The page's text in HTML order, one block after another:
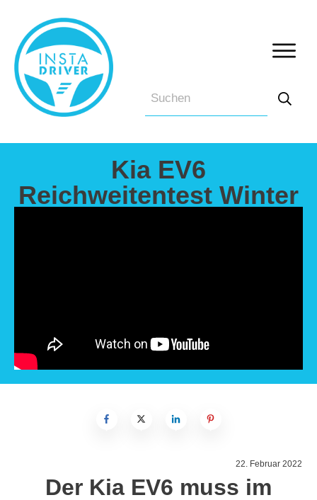
Kia EV6
Reichweitentest Winter
22. Februar 2022
Der Kia EV6 muss im